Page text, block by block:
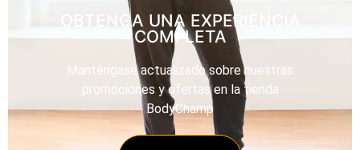
OBTENGA UNA EXPERIENCIA
COMPLETA
Manténgase actualizado sobre nuestras
promociones y ofertas en la tienda
BodyChamp